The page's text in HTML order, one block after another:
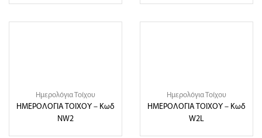
Ημερολόγια Τοίχου
ΗΜΕΡΟΛΟΓΙΑ ΤΟΙΧΟΥ – Κωδ
NW2
Ημερολόγια Τοίχου
ΗΜΕΡΟΛΟΓΙΑ ΤΟΙΧΟΥ – Κωδ
W2L